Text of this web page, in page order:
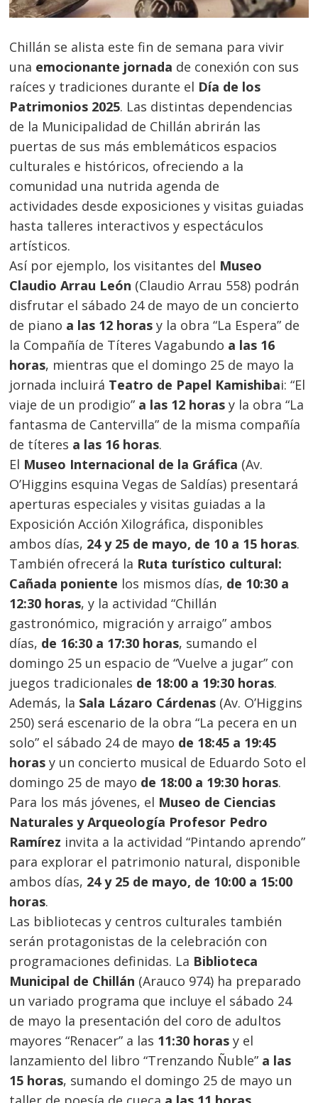
Chillán se alista este fin de semana para vivir
una emocionante jornada de conexión con sus
raíces y tradiciones durante el Día de los
Patrimonios 2025. Las distintas dependencias
de la Municipalidad de Chillán abrirán las
puertas de sus más emblemáticos espacios
culturales e históricos, ofreciendo a la
comunidad una nutrida agenda de
actividades desde exposiciones y visitas guiadas
hasta talleres interactivos y espectáculos
artísticos.
Así por ejemplo, los visitantes del Museo
Claudio Arrau León (Claudio Arrau 558) podrán
disfrutar el sábado 24 de mayo de un concierto
de piano a las 12 horas y la obra “La Espera” de
la Compañía de Títeres Vagabundo a las 16
horas, mientras que el domingo 25 de mayo la
jornada incluirá Teatro de Papel Kamishibai: “El
viaje de un prodigio” a las 12 horas y la obra “La
fantasma de Cantervilla” de la misma compañía
de títeres a las 16 horas.
El Museo Internacional de la Gráfica (Av.
O’Higgins esquina Vegas de Saldías) presentará
aperturas especiales y visitas guiadas a la
Exposición Acción Xilográfica, disponibles
ambos días, 24 y 25 de mayo, de 10 a 15 horas.
También ofrecerá la Ruta turístico cultural:
Cañada poniente los mismos días, de 10:30 a
12:30 horas, y la actividad “Chillán
gastronómico, migración y arraigo” ambos
días, de 16:30 a 17:30 horas, sumando el
domingo 25 un espacio de “Vuelve a jugar” con
juegos tradicionales de 18:00 a 19:30 horas.
Además, la Sala Lázaro Cárdenas (Av. O’Higgins
250) será escenario de la obra “La pecera en un
solo” el sábado 24 de mayo de 18:45 a 19:45
horas y un concierto musical de Eduardo Soto el
domingo 25 de mayo de 18:00 a 19:30 horas.
Para los más jóvenes, el Museo de Ciencias
Naturales y Arqueología Profesor Pedro
Ramírez invita a la actividad “Pintando aprendo”
para explorar el patrimonio natural, disponible
ambos días, 24 y 25 de mayo, de 10:00 a 15:00
horas.
Las bibliotecas y centros culturales también
serán protagonistas de la celebración con
programaciones definidas. La Biblioteca
Municipal de Chillán (Arauco 974) ha preparado
un variado programa que incluye el sábado 24
de mayo la presentación del coro de adultos
mayores “Renacer” a las 11:30 horas y el
lanzamiento del libro “Trenzando Ñuble” a las
15 horas, sumando el domingo 25 de mayo un